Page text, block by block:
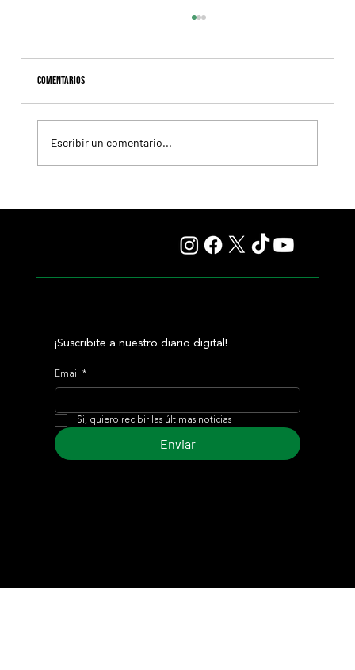
Comentarios
Escribir un comentario...
¡Suscribite a nuestro diario digital!
Email *
Si, quiero recibir las últimas noticias
Enviar